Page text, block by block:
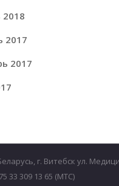
2018
2017
2017
г. Витебск ул.
33 309 13 65 (МТС)